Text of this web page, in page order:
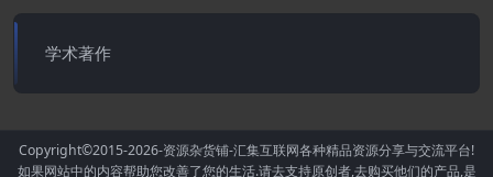
学术著作
Copyright©2015-2026-资源杂货铺-汇集互联网各种精品资源分享与交流平台!
如果网站中的内容帮助您改善了您的生活.请去支持原创者,去购买他们的产品,是